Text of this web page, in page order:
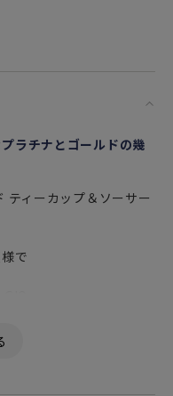
ラチナとゴールドの幾
ティーカップ＆ソーサー
で